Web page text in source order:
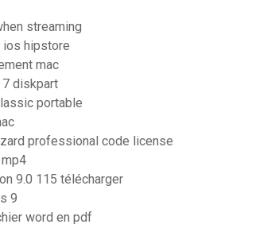
streaming
hipstore
mac
diskpart
portable
professional code license
9.0 115 télécharger
9
word en pdf